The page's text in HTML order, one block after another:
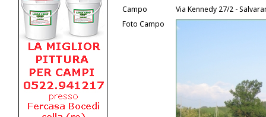
Campo
Via Kennedy 27/2 -
Foto Campo